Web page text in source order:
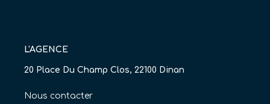
L'AGENCE
20 Place Du Champ Clos, 22100 Dinan
Nous contacter